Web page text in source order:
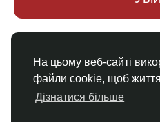
На цьому веб-сайті
файли cookie, щоб
Дізнатися більше
Немає облікового